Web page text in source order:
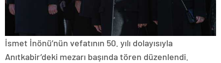
İsmet İnönü’nün vefatının 50. yılı dolayısıyla
Anıtkabir’deki mezarı başında tören düzenlendi.